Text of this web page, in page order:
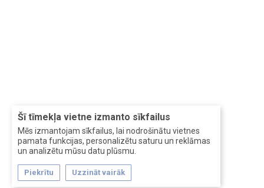
Šī tīmekļa vietne izmanto sīkfailus
Mēs izmantojam sīkfailus, lai nodrošinātu vietnes
pamata funkcijas, personalizētu saturu un reklāmas
un analizētu mūsu datu plūsmu.
Piekrītu Uzzināt vairāk